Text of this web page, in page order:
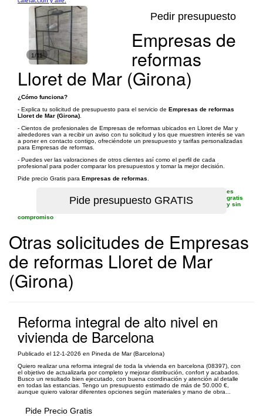
1/11
Pedir presupuesto
Empresas de
reformas
Lloret de Mar (Girona)
¿Cómo funciona?
- Explica tu solicitud de presupuesto para el servicio de Empresas de reformas
Lloret de Mar (Girona)
- Cientos de profesionales de Empresas de reformas ubicados en Lloret de Mar y
alrededores van a recibir un aviso con tu solicitud y los que muestren interés se van
a poner en contacto contigo, ofreciéndote un presupuesto y tarifas personalizadas
para Empresas de reformas.
- Puedes ver las valoraciones de otros clientes así como el perfil de cada
profesional para poder comparar los presupuestos y tomar la mejor decisión.
Pide precio Gratis para Empresas de reformas
es
gratis
y sin
compromiso
Otras solicitudes de Empresas
de reformas Lloret de Mar
(Girona)
Reforma integral de alto nivel en
vivienda de Barcelona
Publicado el 12-1-2026 en Pineda de Mar (Barcelona)
Quiero realizar una reforma integral de toda la vivienda en barcelona (08397), con
el objetivo de actualizarla por completo y mejorar distribución, confort y acabados.
Busco un resultado bien ejecutado, con buena coordinación y atención al detalle
en todas las estancias. Tengo un presupuesto estimado de más de 50.000 €,
aunque quiero valorar diferentes opciones según materiales y mano de obra...
Pide Precio Gratis